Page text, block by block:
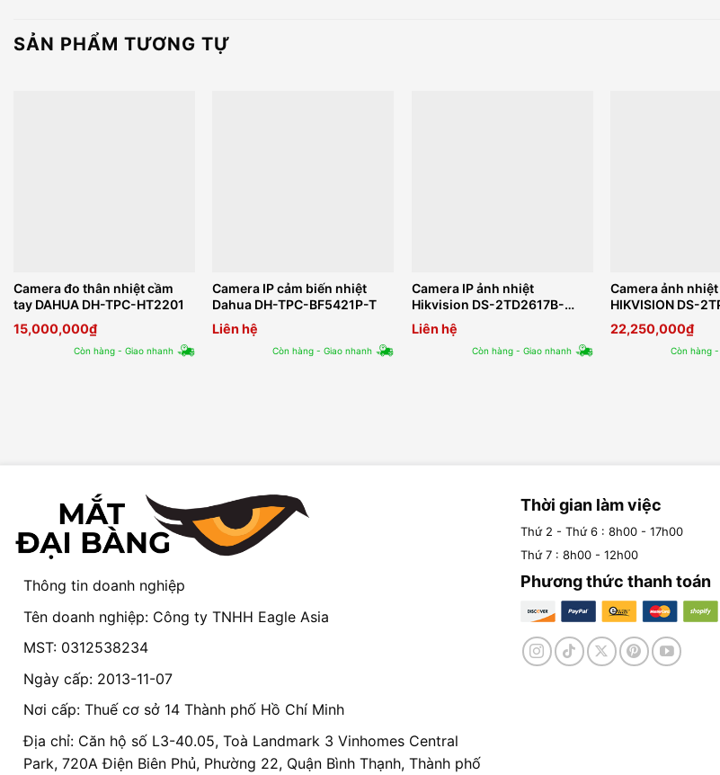
SẢN PHẨM TƯƠNG TỰ
Camera đo thân nhiệt cầm
tay DAHUA DH-TPC-HT2201
15,000,000₫
Còn hàng - Giao nhanh
Camera IP cảm biến nhiệt
Dahua DH-TPC-BF5421P-T
Liên hệ
Còn hàng - Giao nhanh
Camera IP ảnh nhiệt
Hikvision DS-2TD2617B-
6/PA
Liên hệ
Còn hàng - Giao nhanh
Camera ảnh
HIKVISION DS-
22,250,000₫
Còn hàng
Thông tin doanh nghiệp
Tên doanh nghiệp: Công ty TNHH Eagle Asia
MST: 0312538234
Ngày cấp: 2013-11-07
Nơi cấp: Thuế cơ sở 14 Thành phố Hồ Chí Minh
Địa chỉ: Căn hộ số L3-40.05, Toà Landmark 3 Vinhomes Central
Park, 720A Điện Biên Phủ, Phường 22, Quận Bình Thạnh, Thành phố
Thời gian làm việc
Thứ 2 - Thứ 6 : 8h00 - 17h00
Thứ 7 : 8h00 - 12h00
Phương thức thanh toán